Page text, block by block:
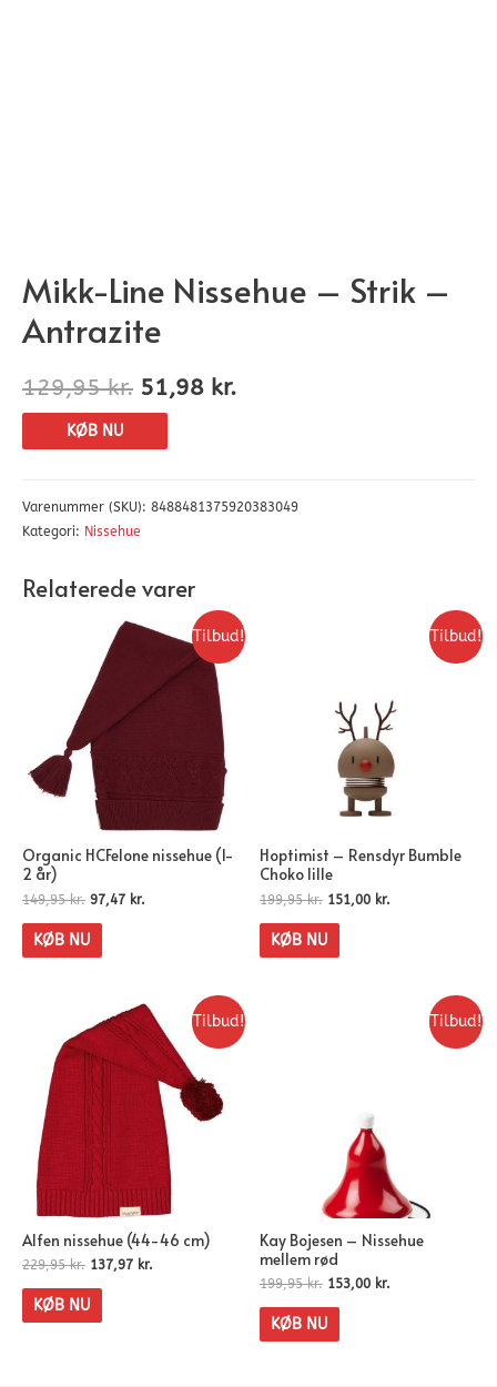
Mikk-Line Nissehue – Strik –
Antrazite
129,95kr. 51,98 kr.
KØB NU
Varenummer (SKU): 8488481375920383049
Kategori: Nissehue
Relaterede varer
Tilbud!
Organic HCFelone nissehue (1-
2 år)
149,95kr. 97,47 kr.
KØB NU
Tilbud!
Hoptimist – Rensdyr Bumble
Choko lille
199,95kr. 151,00 kr.
KØB NU
Tilbud!
Alfen nissehue (44-46 cm)
229,95kr. 137,97 kr.
KØB NU
Tilbud!
Kay Bojesen – Nissehue
mellem rød
199,95kr. 153,00 kr.
KØB NU